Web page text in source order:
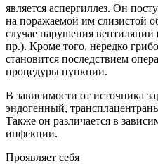
является аспергиллез. Он
на поражаемой им слизистой
случае нарушения
пр.). Кроме того, нередко
становится последствием
процедуры пункции.
В зависимости от источника
эндогенный,
Также он различается в
инфекции.
Проявляет себя